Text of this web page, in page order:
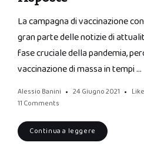
La campagna di vaccinazione
gran parte delle notizie di
fase cruciale della pandemia,
vaccinazione di massa in tempi …
Alessio Banini 24 Giugno 2021
11 Comments
Continua a leggere